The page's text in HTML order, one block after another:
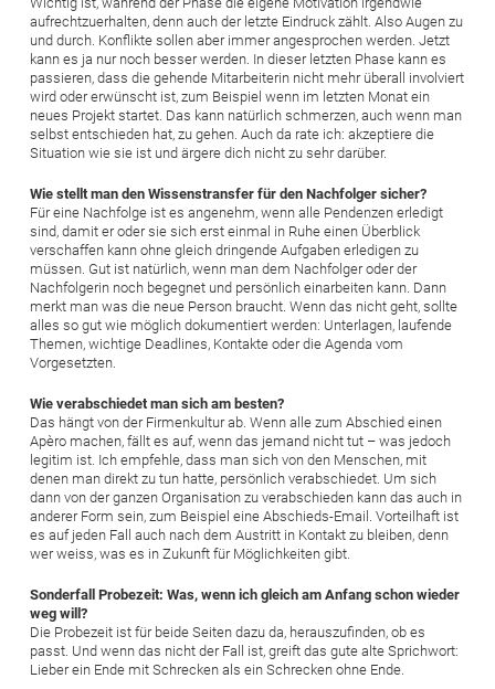
aufrechtzuerhalten, denn auch der letzte Eindruck zählt. Also Augen zu
und durch. Konflikte sollen aber immer angesprochen werden. Jetzt
kann es ja nur noch besser werden. In dieser letzten Phase kann es
passieren, dass die gehende Mitarbeiterin nicht mehr überall involviert
wird oder erwünscht ist, zum Beispiel wenn im letzten Monat ein
neues Projekt startet. Das kann natürlich schmerzen, auch wenn man
selbst entschieden hat, zu gehen. Auch da rate ich: akzeptiere die
Situation wie sie ist und ärgere dich nicht zu sehr darüber.
Wie stellt man den Wissenstransfer für den Nachfolger sicher?
Für eine Nachfolge ist es angenehm, wenn alle Pendenzen erledigt
sind, damit er oder sie sich erst einmal in Ruhe einen Überblick
verschaffen kann ohne gleich dringende Aufgaben erledigen zu
müssen. Gut ist natürlich, wenn man dem Nachfolger oder der
Nachfolgerin noch begegnet und persönlich einarbeiten kann. Dann
merkt man was die neue Person braucht. Wenn das nicht geht, sollte
alles so gut wie möglich dokumentiert werden: Unterlagen, laufende
Themen, wichtige Deadlines, Kontakte oder die Agenda vom
Vorgesetzten.
Wie verabschiedet man sich am besten?
Das hängt von der Firmenkultur ab. Wenn alle zum Abschied einen
Apèro machen, fällt es auf, wenn das jemand nicht tut – was jedoch
legitim ist. Ich empfehle, dass man sich von den Menschen, mit
denen man direkt zu tun hatte, persönlich verabschiedet. Um sich
dann von der ganzen Organisation zu verabschieden kann das auch in
anderer Form sein, zum Beispiel eine Abschieds-Email. Vorteilhaft ist
es auf jeden Fall auch nach dem Austritt in Kontakt zu bleiben, denn
wer weiss, was es in Zukunft für Möglichkeiten gibt.
Sonderfall Probezeit: Was, wenn ich gleich am Anfang schon wieder
weg will?
Die Probezeit ist für beide Seiten dazu da, herauszufinden, ob es
passt. Und wenn das nicht der Fall ist, greift das gute alte Sprichwort:
Lieber ein Ende mit Schrecken als ein Schrecken ohne Ende.